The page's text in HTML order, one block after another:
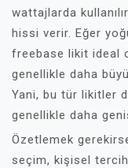
wattajlarda
hissi verir. Eğer
freebase likit ideal
genellikle daha
Yani, bu tür likitler
genellikle daha
Özetlemek
seçim, kişisel